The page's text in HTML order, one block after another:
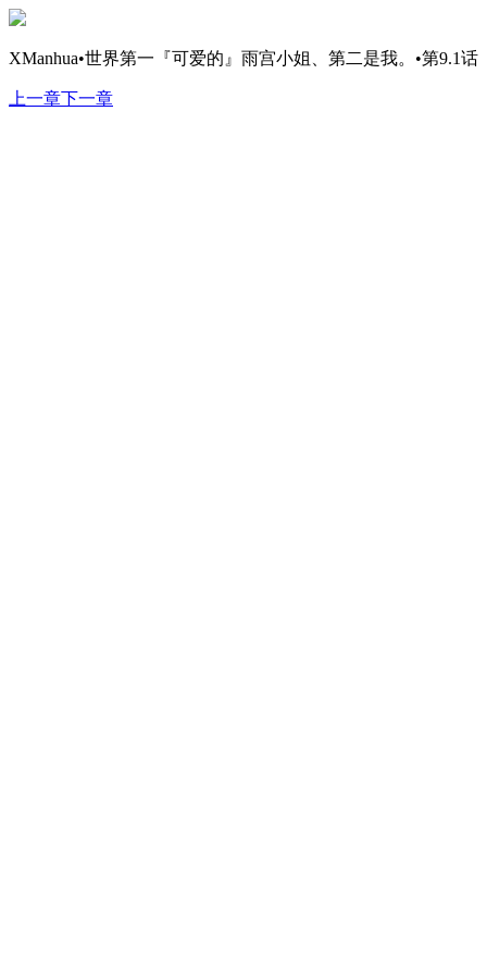
XManhua•世界第一『可爱的』雨宫小姐、第二是我。•第9.1话
上一章下一章